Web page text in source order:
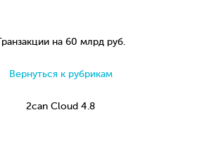
Транзакции на 60 млрд руб.
Вернуться к рубрикам
2can Cloud 4.8